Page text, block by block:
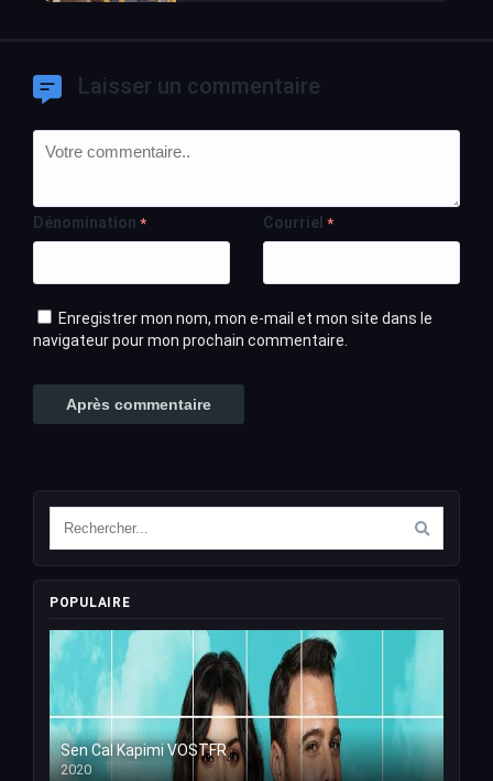
Laisser un commentaire
Dénomination * Courriel *
Enregistrer mon nom, mon e-mail et mon site dans le
navigateur pour mon prochain commentaire.
POPULAIRE
Sen Cal Kapimi VOSTFR
2020